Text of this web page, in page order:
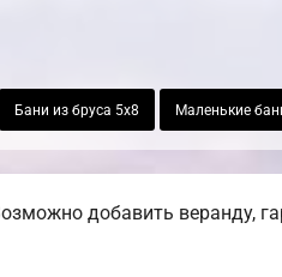
Бани из бруса 5х8 Маленькие
добавить веранду,